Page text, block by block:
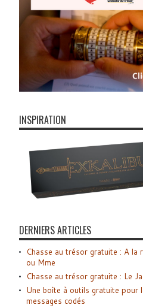
INSPIRATION
DERNIERS ARTICLES
Chasse au trésor gratuite : A la
ou Mme
Chasse au trésor gratuite : Le
Une boîte à outils gratuite pour
messages codés